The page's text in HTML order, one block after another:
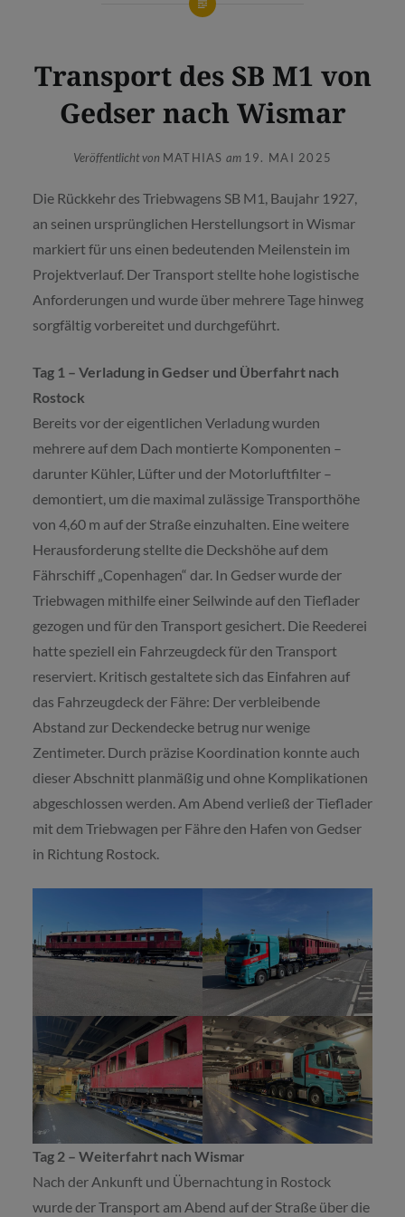
Transport des SB M1 von
Gedser nach Wismar
Veröffentlicht von MATHIAS am 19. MAI 2025
Die Rückkehr des Triebwagens SB M1, Baujahr 1927,
an seinen ursprünglichen Herstellungsort in Wismar
markiert für uns einen bedeutenden Meilenstein im
Projektverlauf. Der Transport stellte hohe logistische
Anforderungen und wurde über mehrere Tage hinweg
sorgfältig vorbereitet und durchgeführt.
Tag 1 – Verladung in Gedser und Überfahrt nach
Rostock
Bereits vor der eigentlichen Verladung wurden
mehrere auf dem Dach montierte Komponenten –
darunter Kühler, Lüfter und der Motorluftfilter –
demontiert, um die maximal zulässige Transporthöhe
von 4,60 m auf der Straße einzuhalten. Eine weitere
Herausforderung stellte die Deckshöhe auf dem
Fährschiff „Copenhagen“ dar. In Gedser wurde der
Triebwagen mithilfe einer Seilwinde auf den Tieflader
gezogen und für den Transport gesichert. Die Reederei
hatte speziell ein Fahrzeugdeck für den Transport
reserviert. Kritisch gestaltete sich das Einfahren auf
das Fahrzeugdeck der Fähre: Der verbleibende
Abstand zur Deckendecke betrug nur wenige
Zentimeter. Durch präzise Koordination konnte auch
dieser Abschnitt planmäßig und ohne Komplikationen
abgeschlossen werden. Am Abend verließ der Tieflader
mit dem Triebwagen per Fähre den Hafen von Gedser
in Richtung Rostock.
Tag 2 – Weiterfahrt nach Wismar
Nach der Ankunft und Übernachtung in Rostock
wurde der Transport am Abend auf der Straße über die